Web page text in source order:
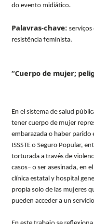
do evento midiático.
Palavras-chave: serviços
resistência feminista.
“Cuerpo de mujer;
En el sistema de salud
tener cuerpo de mujer
embarazada o haber parido
ISSSTE o Seguro Popular,
torturada a través de
casos– o ser asesinada, en
clínica estatal y hospital
propia solo de las mujeres
pueden acceder a un